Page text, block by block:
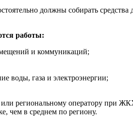
должны собирать
работы:
и коммуникаций;
воды, газа и электроэнергии;
региональному оператору при
чем в среднем по региону.